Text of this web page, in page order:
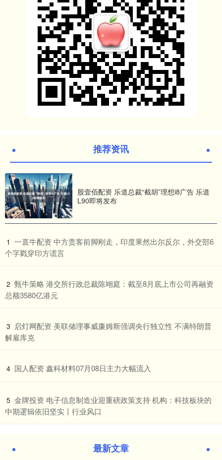
推荐资讯
股壹佰配资 乐道总裁“截胡”理想i8广告 乐道
L90即将发布
1 ​一直牛配资 中方贵客前脚刚走，印度果然出尔反尔，外交部6
个字戳穿印方谎言
2 ​甄牛策略 港交所行政总裁陈翊庭：截至8月底上市公司再融资
总额3580亿港元
3 ​启灯网配资 美联储理事威廉姆斯强调央行独立性 不满特朗普
解雇库克
4 ​国人配资 鑫科材料07月08日主力大幅流入
5 ​金牌投资 电子信息制造业迎重磅政策支持 机构：科技板块的
中期逻辑依旧坚实丨行业风口
最新文章